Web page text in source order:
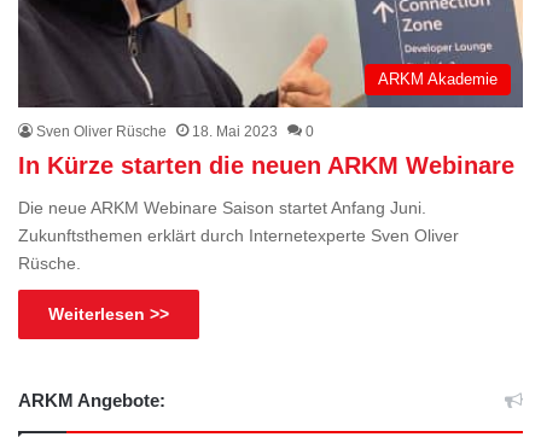
ARKM Akademie
Sven Oliver Rüsche 18. Mai 2023 0
In Kürze starten die neuen ARKM Webinare
Die neue ARKM Webinare Saison startet Anfang Juni.
Zukunftsthemen erklärt durch Internetexperte Sven Oliver
Rüsche.
Weiterlesen >>
ARKM Angebote: